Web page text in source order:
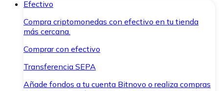
Efectivo
Compra criptomonedas con efectivo en tu tienda
más cercana.
Comprar con efectivo
Transferencia SEPA
Añade fondos a tu cuenta Bitnovo o realiza compras